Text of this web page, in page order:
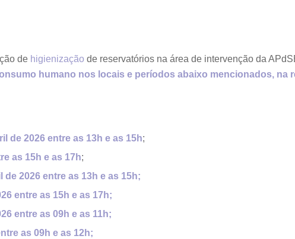
de higienização de reservatórios na área de intervenção da
humano nos locais e períodos abaixo mencionados, na
de 2026 entre as 13h e as 15h;
as 15h e as 17h;
de 2026 entre as 13h e as 15h;
entre as 15h e as 17h;
entre as 09h e as 11h;
as 09h e as 12h;